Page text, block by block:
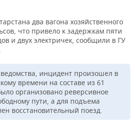
два вагона хозяйственного
что привело к задержкам пяти
и двух электричек, сообщили в ГУ
инцидент произошел в
времени на составе из 61
организовано реверсивное
пути, а для подъема
восстановительный поезд.